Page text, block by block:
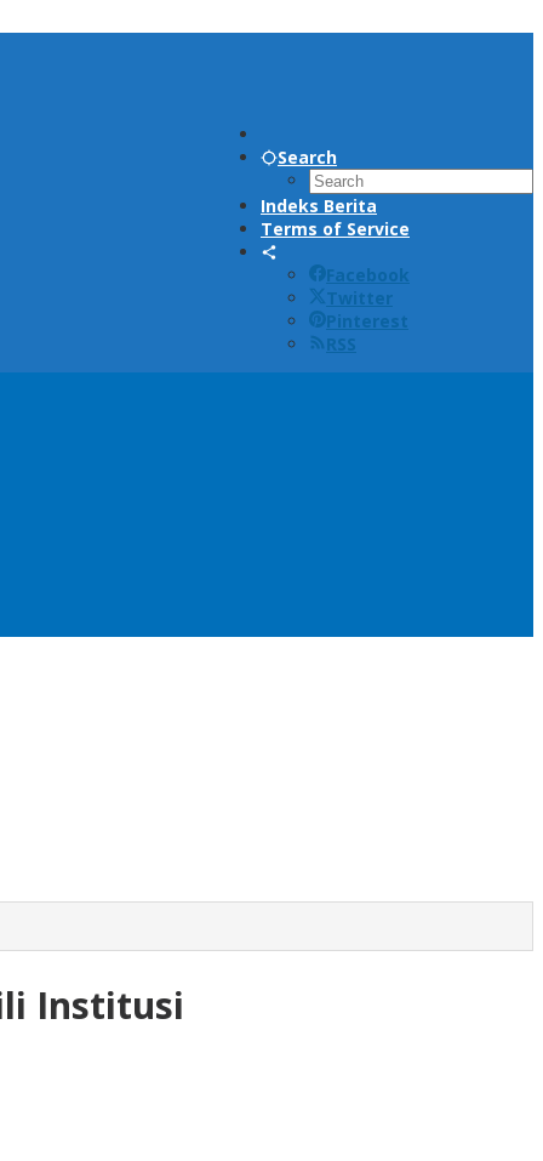
Search
Indeks Berita
Terms of Service
Facebook
Twitter
Pinterest
RSS
Institusi